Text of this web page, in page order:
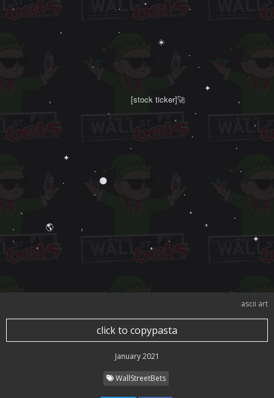
.　　　　　　　　　　　　　.　　　ﾟ　  　　　.　　　　　　　　　　
,　　　　　　　.
.
.　　　　　　　　　　　　　.
✦
,　　　　　　　　　　[stock ticker]🚀 　　　　 　　,　　
.　　　　　 　　 　
˚　　　 　   　　　
.
.　　　　　　　　　　　　　.　　　　　　
✦
.　　　　　　　　　　　　　　　　　　.　　　　　
.　　　　 🌑
.　　　　　　　　　　　.
˚　　　　　　　　　　　　　　　　　　　　
. 　　 　 🌎 ‍ ‍ ‍ ‍ ‍ ‍ ‍ ‍ ‍ ‍ ,　 　　　　　　　　　　　　　　*
.　　　　　 　　　　　　　　　　　　　　.　　　　　　
˚　　　　　　　　　　　　　　*　　　　　　   　　　　　　　　
ascii art
click to copypasta
January 2021
WallStreetBets